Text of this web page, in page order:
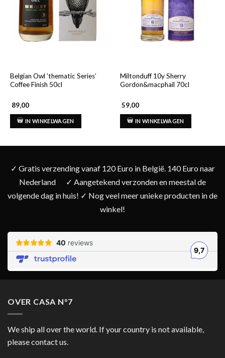
Belgian Owl ’thematic Series’
Coffee Finish 50cl
89,00
IN WINKELWAGEN
Miltonduff 10y Sherry
Gordon&macphail 70cl
59,00
IN WINKELWAGEN
✓ Gratis verzending vanaf 120 Euro in België. 140 Euro naar
Nederland
✓ Aangetekend verzonden en meestal de
volgende dag in huis! ✓ Nog veel meer unieke producten in de
winkel!
OVER CASA N°7
We ship all over the world. If your country is not available,
please contact us.